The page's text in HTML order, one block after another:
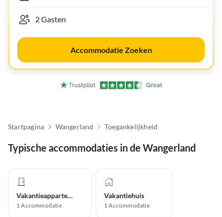
Accommodatie Zoeken
Startpagina Wangerland Toegankelijkheid
Typische accommodaties in de Wangerland
Vakantieappartement
1Accommodatie
Vakantiehuis
1Accommodatie